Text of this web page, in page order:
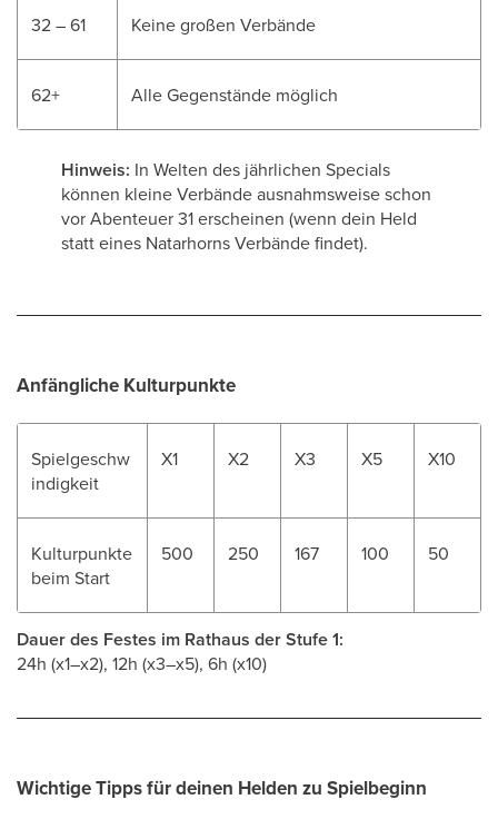
32 – 61 Keine großen Verbände
62+ Alle Gegenstände möglich
Hinweis: In Welten des jährlichen Specials
können kleine Verbände ausnahmsweise schon
vor Abenteuer 31 erscheinen (wenn dein Held
statt eines Natarhorns Verbände findet).
Anfängliche Kulturpunkte
Spielgeschw
indigkeit
X1 X2 X3 X5 X10
Kulturpunkte
beim Start
500 250 167 100 50
Dauer des Festes im Rathaus der Stufe 1:
24h (x1–x2), 12h (x3–x5), 6h (x10)
Wichtige Tipps für deinen Helden zu Spielbeginn